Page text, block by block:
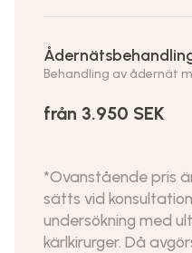
Behandling av ådernät
från 3.950 SEK
*Ovanstående pris
sätts vid
undersökning med
kärlkirurger. Då